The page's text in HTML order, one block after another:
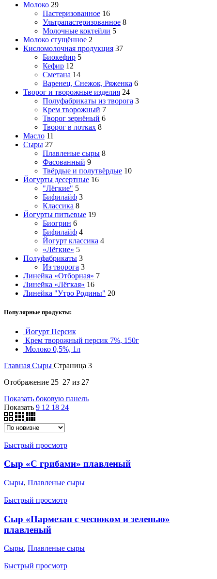
Молоко 29
Пастеризованное 16
Ультрапастеризованное 8
Молочные коктейли 5
Молоко сгущённое 2
Кисломолочная продукция 37
Биокефир 5
Кефир 12
Сметана 14
Варенец, Снежок, Ряженка 6
Творог и творожные изделия 24
Полуфабрикаты из творога 3
Крем творожный 7
Творог зернёный 6
Творог в лотках 8
Масло 11
Сыры 27
Плавленые сыры 8
Фасованный 9
Твёрдые и полутвёрдые 10
Йогурты десертные 16
"Лёгкие" 5
Бифилайф 3
Классика 8
Йогурты питьевые 19
Биогрин 6
Бифилайф 4
Йогурт классика 4
«Лёгкие» 5
Полуфабрикаты 3
Из творога 3
Линейка «Отборная» 7
Линейка «Лёгкая» 16
Линейка "Утро Родины" 20
Популярные продукты:
Йогурт Персик
Крем творожный персик 7%, 150г
Молоко 0,5%, 1л
Главная Сыры Страница 3
Отображение 25–27 из 27Сортировка:
Показать боковую панель
Показать 9 12 18 24
Быстрый просмотр
Сыр «С грибами» плавленый
Сыры, Плавленые сыры
Быстрый просмотр
Сыр «Пармезан с чесноком и зеленью»
плавленый
Сыры, Плавленые сыры
Быстрый просмотр